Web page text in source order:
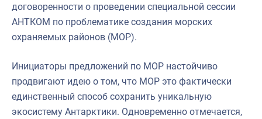
договоренности о проведении специальной сессии
АНТКОМ по проблематике создания морских
охраняемых районов (МОР).
Инициаторы предложений по МОР настойчиво
продвигают идею о том, что МОР это фактически
единственный способ сохранить уникальную
экосистему Антарктики. Одновременно отмечается,